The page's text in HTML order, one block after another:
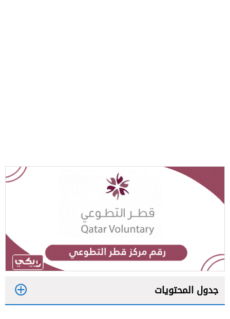
جدول المحتويات